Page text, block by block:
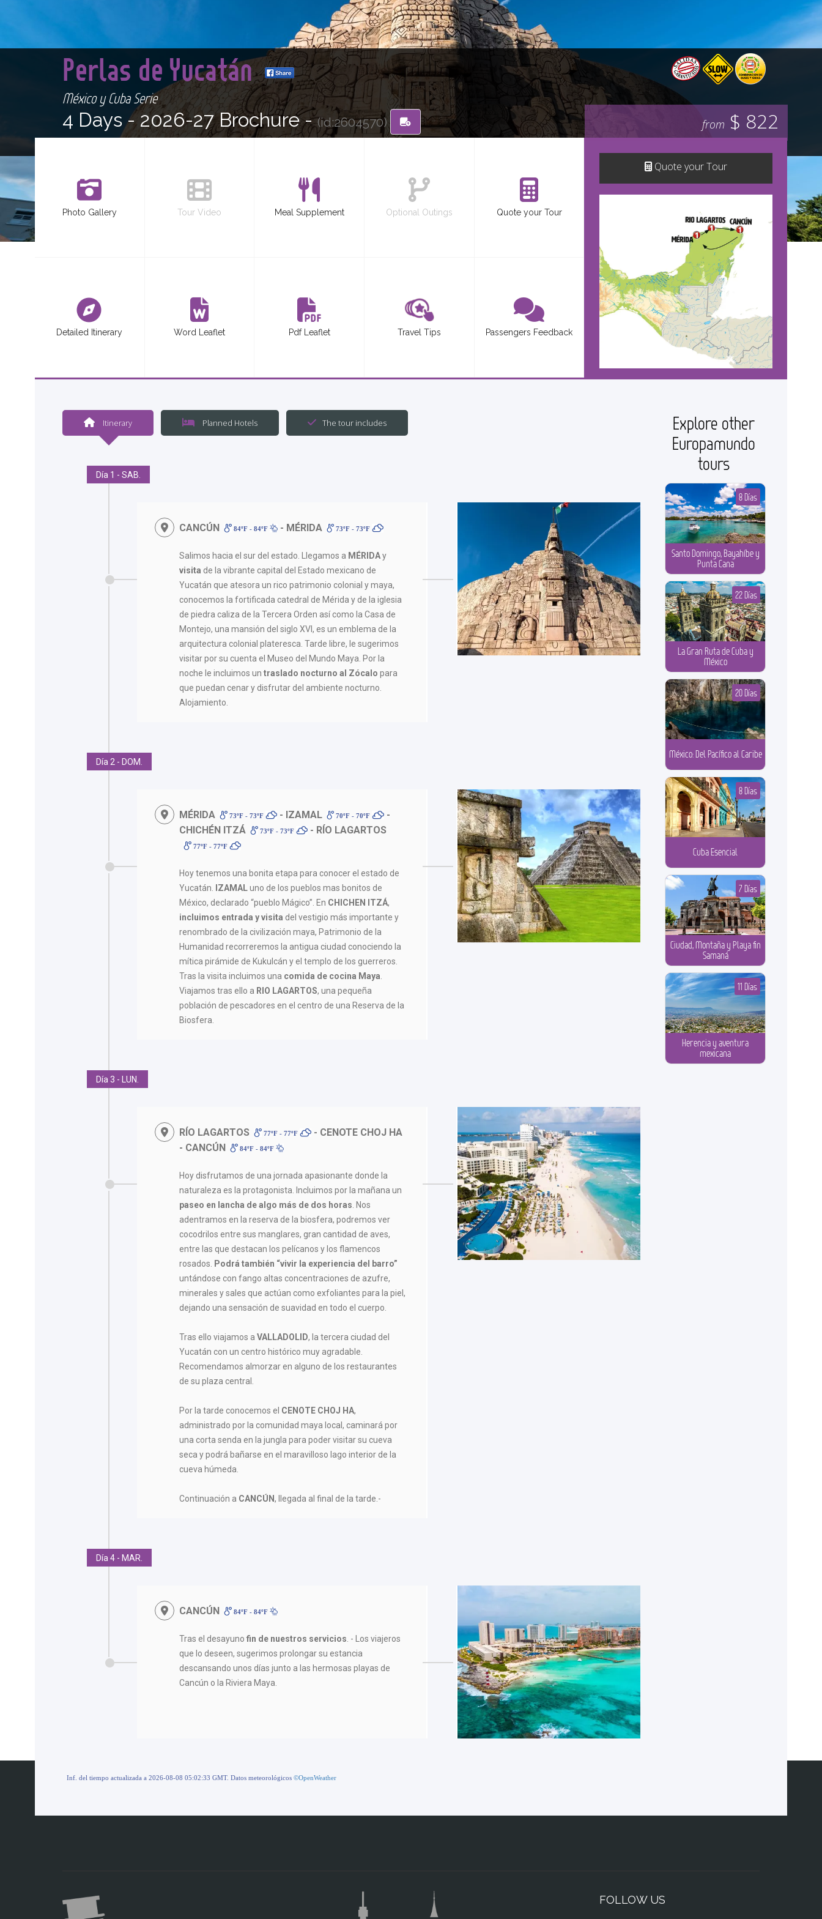
Perlas de Yucatán
México y Cuba Serie
4 Days -2026-27 Brochure -(id:2604570)
Photo Gallery Tour Video Meal Supplement Optional Outings Quote your Tour
Detailed Itinerary Word Leaflet Pdf Leaflet Travel Tips Passengers Feedback
from $ 822
Quote your Tour
Itinerary Planned Hotels The tour includes
Día 1 - SAB.
CANCÚN 84ºF - 84ºF - MÉRIDA 73ºF - 73ºF
Salimos hacia el sur del estado. Llegamos a MÉRIDAy
visita de la vibrante capital del Estado mexicano de
Yucatán que atesora un rico patrimonio colonial y maya,
conocemos la fortificada catedral de Mérida y de la iglesia
de piedra caliza de la Tercera Orden así como la Casa de
Montejo, una mansión del siglo XVI, es un emblema de la
arquitectura colonial plateresca. Tarde libre, le sugerimos
visitar por su cuenta el Museo del Mundo Maya. Por la
noche le incluimos untraslado nocturno al Zócalo para
que puedan cenar y disfrutar del ambiente nocturno.
Alojamiento.
Día 2 - DOM.
MÉRIDA 73ºF - 73ºF - IZAMAL 70ºF - 70ºF
-
CHICHÉN ITZÁ
73ºF - 73ºF - RÍO LAGARTOS
77ºF - 77ºF
Hoy tenemos una bonita etapa para conocer el estado de
Yucatán. IZAMALuno de los pueblos mas bonitos de
México, declarado “pueblo Mágico”. En CHICHEN ITZÁ,
incluimos entrada y visita del vestigio más importante y
renombrado de la civilización maya, Patrimonio de la
Humanidad recorreremos la antigua ciudad conociendo la
mítica pirámide de Kukulcán y el templo de los guerreros.
Tras la visita incluimos una comida de cocina Maya
Viajamos tras ello a RIO LAGARTOS, una pequeña
población de pescadores en el centro de una Reserva de la
Biosfera.
Día 3 - LUN.
RÍO LAGARTOS 77ºF - 77ºF
- CENOTE CHOJ HA
- CANCÚN
84ºF - 84ºF
Hoy disfrutamos de una jornada apasionante donde la
naturaleza es la protagonista. Incluimos por la mañana un
paseo en lancha de algo más de dos horas . Nos
adentramos en la reserva de la biosfera, podremos ver
cocodrilos entre sus manglares, gran cantidad de aves,
entre las que destacan los pelícanos y los flamencos
rosados. Podrá también “vivir la experiencia del barro”
untándose con fango altas concentraciones de azufre,
minerales y sales que actúan como exfoliantes para la piel,
dejando una sensación de suavidad en todo el cuerpo.
Tras ello viajamos a VALLADOLID, la tercera ciudad del
Yucatán con un centro histórico muy agradable.
Recomendamos almorzar en alguno de los restaurantes
de su plaza central.
Por la tarde conocemos el CENOTE CHOJ HA,
administrado por la comunidad maya local, caminará por
una corta senda en la jungla para poder visitar su cueva
seca y podrá bañarse en el maravilloso lago interior de la
cueva húmeda.
Continuación a CANCÚN, llegada al final de la tarde.-
Día 4 - MAR.
CANCÚN 84ºF - 84ºF
Tras el desayunofin de nuestros servicios . - Los viajeros
que lo deseen, sugerimos prolongar su estancia
descansando unos días junto a las hermosas playas de
Cancún o la Riviera Maya.
Inf. del tiempo actualizada a 2026-08-08 05:02:33 GMT. Datos meteorológicos ©OpenWeather
Explore other
Europamundo
tours
Santo Domingo, Bayahíbe y
Punta Cana
8 Días
La Gran Ruta de Cuba y
México
22 Días
México: Del Pacífico al Caribe
20 Días
Cuba Esencial
8 Días
Ciudad, Montaña y Playa fin
Samaná
7 Días
Herencia y aventura
mexicana
11 Días
FOLLOW US